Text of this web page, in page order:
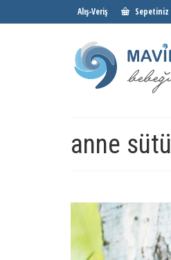
Alış-Veriş Sepetiniz
anne sütü